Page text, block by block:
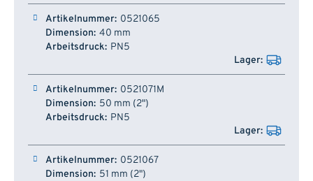
0521065
40 mm
PN5
0521071M
50 mm (2")
PN5
0521067
51 mm (2")